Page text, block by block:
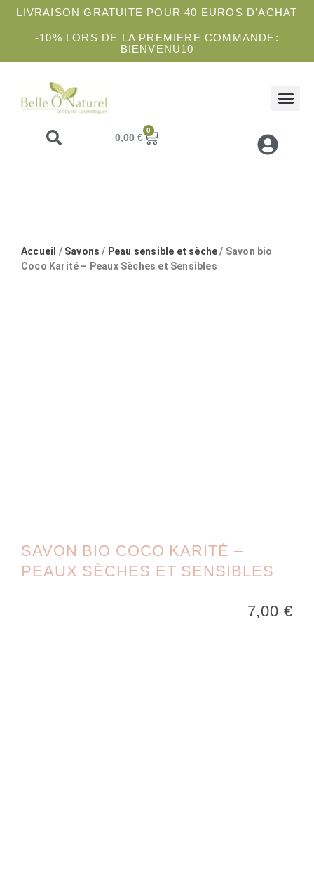
LIVRAISON GRATUITE POUR 40 EUROS D’ACHAT
-10% LORS DE LA PREMIERE COMMANDE:
BIENVENU10
0,00 €
0
Accueil / Savons / Peau sensible et sèche/ Savon bio
Coco Karité – Peaux Sèches et Sensibles
SAVON BIO COCO KARITÉ –
PEAUX SÈCHES ET SENSIBLES
7,00€